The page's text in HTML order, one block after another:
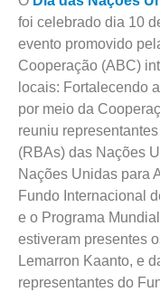
foi celebrado dia 10
evento promovido
Cooperação (ABC)
locais: Fortalecendo
por meio da
reuniu
(RBAs) das Nações
Nações Unidas para
Fundo Internacional
e o Programa
estiveram presentes
Lemarron Kaanto, e
representantes do